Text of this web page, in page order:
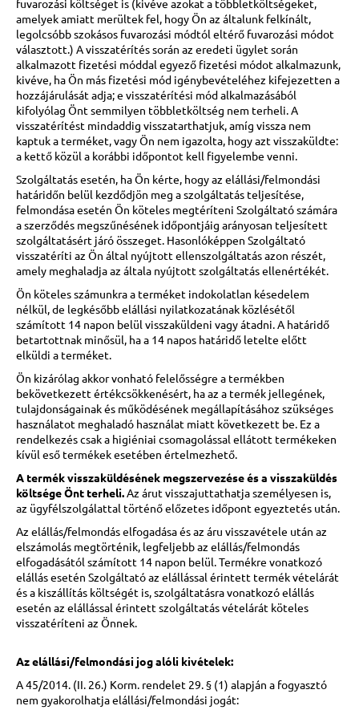
fuvarozási költséget is (kivéve azokat a többletköltségeket,
amelyek amiatt merültek fel, hogy Ön az általunk felkínált,
legolcsóbb szokásos fuvarozási módtól eltérő fuvarozási módot
választott.) A visszatérítés során az eredeti ügylet során
alkalmazott fizetési móddal egyező fizetési módot alkalmazunk,
kivéve, ha Ön más fizetési mód igénybevételéhez kifejezetten a
hozzájárulását adja; e visszatérítési mód alkalmazásából
kifolyólag Önt semmilyen többletköltség nem terheli. A
visszatérítést mindaddig visszatarthatjuk, amíg vissza nem
kaptuk a terméket, vagy Ön nem igazolta, hogy azt visszaküldte:
a kettő közül a korábbi időpontot kell figyelembe venni.
Szolgáltatás esetén, ha Ön kérte, hogy az elállási/felmondási
határidőn belül kezdődjön meg a szolgáltatás teljesítése,
felmondása esetén Ön köteles megtéríteni Szolgáltató számára
a szerződés megszűnésének időpontjáig arányosan teljesített
szolgáltatásért járó összeget. Hasonlóképpen Szolgáltató
visszatéríti az Ön által nyújtott ellenszolgáltatás azon részét,
amely meghaladja az általa nyújtott szolgáltatás ellenértékét.
Ön köteles számunkra a terméket indokolatlan késedelem
nélkül, de legkésőbb elállási nyilatkozatának közlésétől
számított 14 napon belül visszaküldeni vagy átadni. A határidő
betartottnak minősül, ha a 14 napos határidő letelte előtt
elküldi a terméket.
Ön kizárólag akkor vonható felelősségre a termékben
bekövetkezett értékcsökkenésért, ha az a termék jellegének,
tulajdonságainak és működésének megállapításához szükséges
használatot meghaladó használat miatt következett be. Ez a
rendelkezés csak a higiéniai csomagolással ellátott termékeken
kívül eső termékek esetében értelmezhető.
A termék visszaküldésének megszervezése és a visszaküldés
költsége Önt terheli.Az árut visszajuttathatja személyesen is,
az ügyfélszolgálattal történő előzetes időpont egyeztetés után.
Az elállás/felmondás elfogadása és az áru visszavétele után az
elszámolás megtörténik, legfeljebb az elállás/felmondás
elfogadásától számított 14 napon belül. Termékre vonatkozó
elállás esetén Szolgáltató az elállással érintett termék vételárát
és a kiszállítás költségét is, szolgáltatásra vonatkozó elállás
esetén az elállással érintett szolgáltatás vételárát köteles
visszatéríteni az Önnek.
Az elállási/felmondási jog alóli kivételek:
A 45/2014. (II. 26.) Korm. rendelet 29. § (1) alapján a fogyasztó
nem gyakorolhatja elállási/felmondási jogát: